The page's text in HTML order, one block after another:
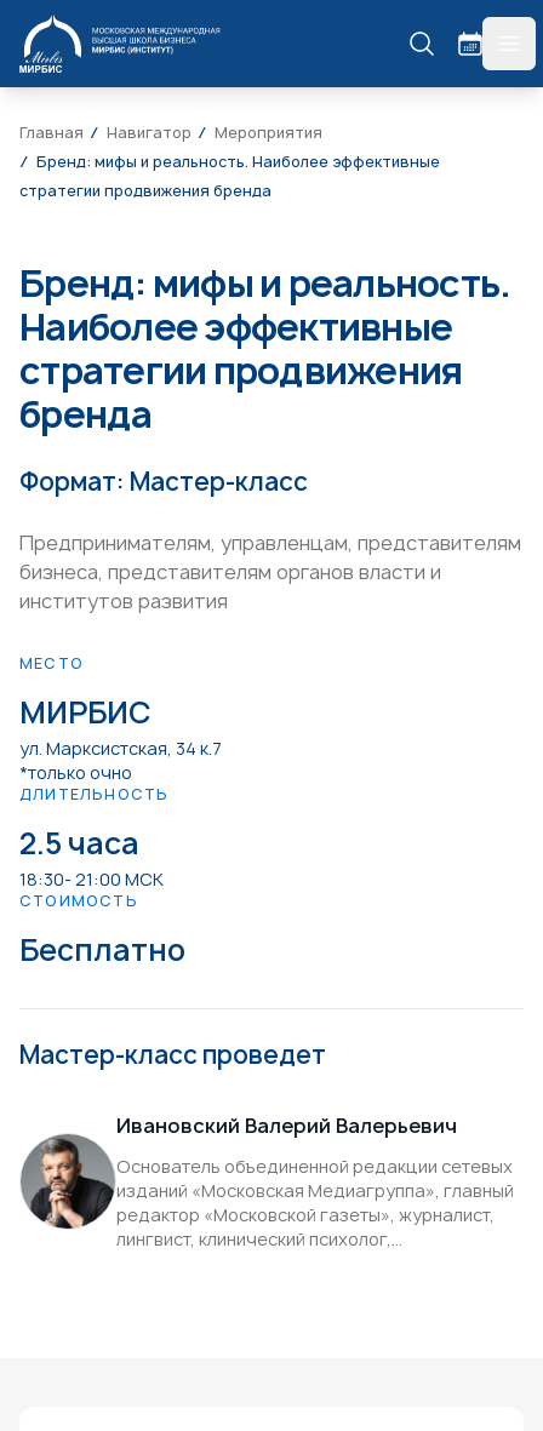
МИРБИС
Главная Навигатор
Мероприятия
Бренд: мифы и реальность. Наиболее эффективные
стратегии продвижения бренда
Бренд: мифы и реальность.
Наиболее эффективные
стратегии продвижения
бренда
Формат: Мастер-класс
Предпринимателям, управленцам, представителям
бизнеса, представителям органов власти и
институтов развития
МЕСТО
МИРБИС
ул. Марксистская, 34 к.7
*только очно
ДЛИТЕЛЬНОСТЬ
2.5 часа
18:30- 21:00 МСК
СТОИМОСТЬ
Бесплатно
Мастер-класс проведет
Ивановский Валерий Валерьевич
Основатель объединенной редакции сетевых
изданий «Московская Медиагруппа», главный
редактор «Московской газеты», журналист,
лингвист, клинический психолог,